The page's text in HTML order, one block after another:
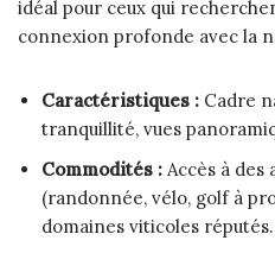
idéal pour ceux qui
connexion profonde avec la
Caractéristiques : Cadre
tranquillité, vues
Commodités : Accès à
(randonnée, vélo, golf à
domaines viticoles réputés.